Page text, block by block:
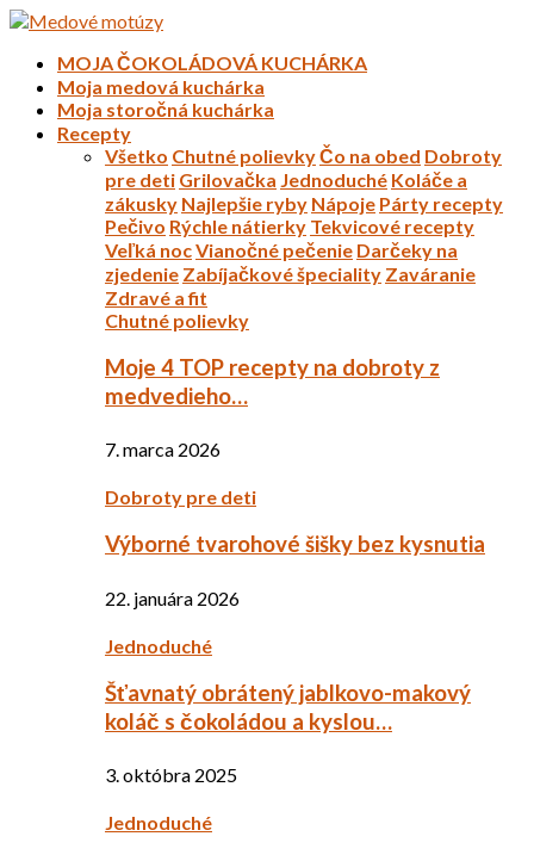
MOJA ČOKOLÁDOVÁ KUCHÁRKA
Moja medová kuchárka
Moja storočná kuchárka
Recepty
Všetko Chutné polievkyČo na obed Dobroty
pre deti Grilovačka Jednoduché Koláče a
zákusky Najlepšie ryby Nápoje Párty recepty
Pečivo Rýchle nátierky Tekvicové recepty
Veľká nocVianočné pečenie Darčeky na
zjedenie Zabíjačkové špeciality Zaváranie
Zdravé a fit
Chutné polievky
Moje 4 TOP recepty na dobroty z
medvedieho…
7. marca 2026
Dobroty pre deti
Výborné tvarohové šišky bez kysnutia
22. januára 2026
Jednoduché
Šťavnatý obrátený jablkovo-makový
koláč s čokoládou a kyslou…
3. októbra 2025
Jednoduché